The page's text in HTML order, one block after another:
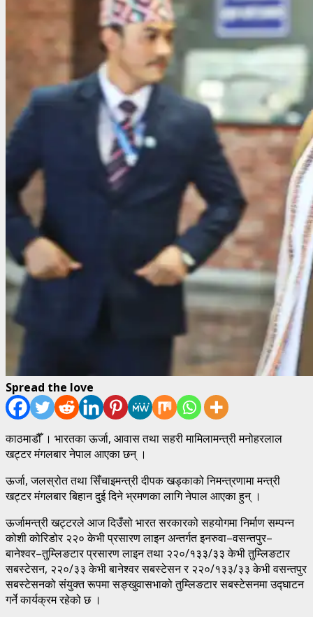
Spread the love
काठमाडौँ । भारतका ऊर्जा, आवास तथा सहरी मामिलामन्त्री मनोहरलाल
खट्टर मंगलबार नेपाल आएका छन् ।
ऊर्जा, जलस्रोत तथा सिँचाइमन्त्री दीपक खड्काको निमन्त्रणामा मन्त्री
खट्टर मंगलबार बिहान दुई दिने भ्रमणका लागि नेपाल आएका हुन् ।
ऊर्जामन्त्री खट्टरले आज दिउँसो भारत सरकारको सहयोगमा निर्माण सम्पन्न
कोशी कोरिडोर २२० केभी प्रसारण लाइन अन्तर्गत इनरुवा–वसन्तपुर–
बानेश्वर–तुम्लिङटार प्रसारण लाइन तथा २२०/१३३/३३ केभी तुम्लिङटार
सबस्टेसन, २२०/३३ केभी बानेश्वर सबस्टेसन र २२०/१३३/३३ केभी वसन्तपुर
सबस्टेसनको संयुक्त रूपमा सङ्खुवासभाको तुम्लिङटार सबस्टेसनमा उद्घाटन
गर्ने कार्यक्रम रहेको छ ।